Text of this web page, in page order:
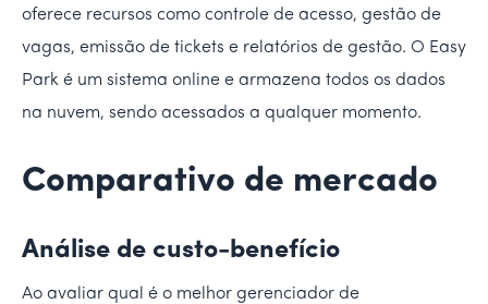
oferece recursos como controle de acesso, gestão de
vagas, emissão de tickets e relatórios de gestão. O Easy
Park é um sistema online e armazena todos os dados
na nuvem, sendo acessados a qualquer momento.
Comparativo de mercado
Análise de custo-benefício
Ao avaliar qual é o melhor gerenciador de